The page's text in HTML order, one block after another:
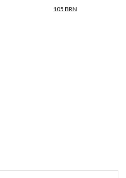
105 BRN